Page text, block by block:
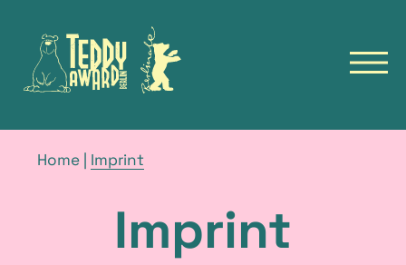
homepage
the
TeddyAward
homepage
of
the
Berlinale
open
menu
TEDDY
FILM ARCHIVE
breadcrumb
navigation
Home | Imprint
Imprint